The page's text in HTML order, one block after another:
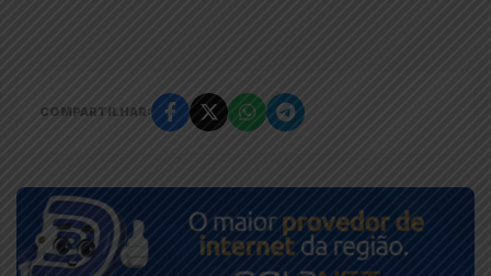
COMPARTILHAR: